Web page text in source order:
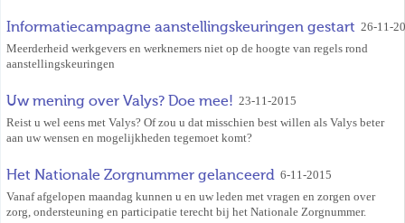
Informatiecampagne aanstellingskeuringen gestart 26-11-
Meerderheid werkgevers en werknemers niet op de hoogte van regels rond
aanstellingskeuringen
Uw mening over Valys? Doe mee! 23-11-2015
Reist u wel eens met Valys? Of zou u dat misschien best willen als Valys beter
aan uw wensen en mogelijkheden tegemoet komt?
Het Nationale Zorgnummer gelanceerd 6-11-2015
Vanaf afgelopen maandag kunnen u en uw leden met vragen en zorgen over
zorg, ondersteuning en participatie terecht bij het Nationale Zorgnummer.